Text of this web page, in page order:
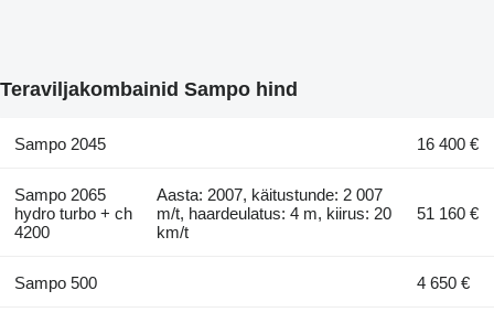
Teraviljakombainid Sampo hind
Sampo 2045 16 400 €
Sampo 2065
hydro turbo + ch
4200
Aasta: 2007, käitustunde: 2 007
m/t, haardeulatus: 4 m, kiirus: 20
km/t
51 160 €
Sampo 500 4 650 €